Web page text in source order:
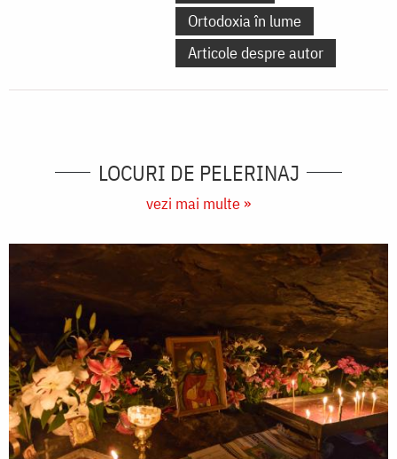
Ortodoxia în lume
Articole despre autor
LOCURI DE PELERINAJ
vezi mai multe »